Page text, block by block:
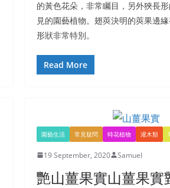
的黃色花朵，非常矚目，另外狹長
見的園藝植物。翅莢決明的莢果邊
形狀非常特別。
Read More
園藝生活 常見疑問 時花植物 灌木類
19 September, 2020 Samuel
艷山薑果實山薑果實